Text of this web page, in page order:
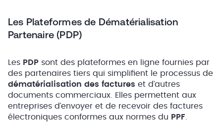
Les Plateformes de Dématérialisation
Partenaire (PDP)
Les PDP sont des plateformes en ligne fournies par
des partenaires tiers qui simplifient le processus de
dématérialisation des factures et d’autres
documents commerciaux. Elles permettent aux
entreprises d’envoyer et de recevoir des factures
électroniques conformes aux normes du PPF